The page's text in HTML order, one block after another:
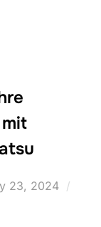
23, 2024